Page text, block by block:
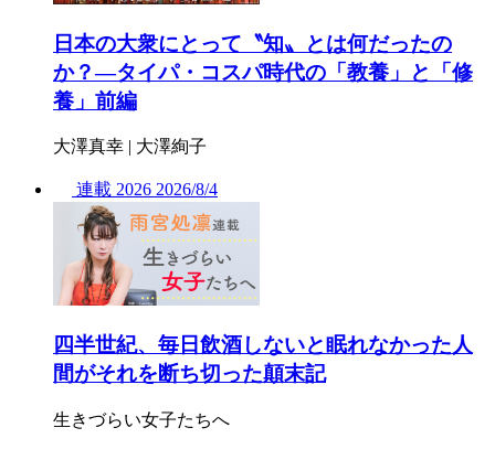
日本の大衆にとって〝知〟とは何だったの
か？―タイパ・コスパ時代の「教養」と「修
養」前編
大澤真幸 | 大澤絢子
連載 2026 2026/8/4
四半世紀、毎日飲酒しないと眠れなかった人
間がそれを断ち切った顛末記
生きづらい女子たちへ